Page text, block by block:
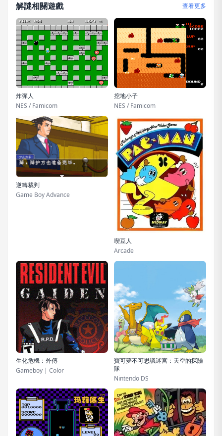
解謎相關遊戲 查看更多
炸彈人
NES / Famicom
挖地小子
NES / Famicom
逆轉裁判
Game Boy Advance
喫豆人
Arcade
生化危機：外傳
Gameboy | Color
寶可夢不可思議迷宮：天空的探險
隊
Nintendo DS